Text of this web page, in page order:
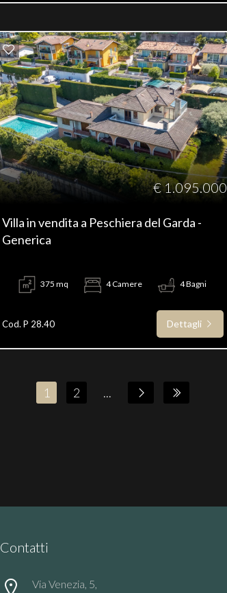
€ 1.095.000
Villa in vendita a Peschiera del Garda -
Generica
375 mq 4 Camere 4 Bagni
Cod. P 28.40 Dettagli
1 2 ...
Contatti
Via Venezia, 5,